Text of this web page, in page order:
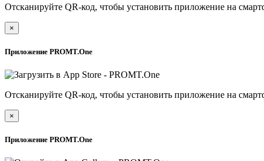
Отсканируйте QR-код, чтобы установить приложение на
×
Приложение PROMT.One
Отсканируйте QR-код, чтобы установить приложение на
×
Приложение PROMT.One